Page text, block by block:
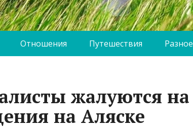
Отношения Путешествия Разное
жалуются на
на Аляске